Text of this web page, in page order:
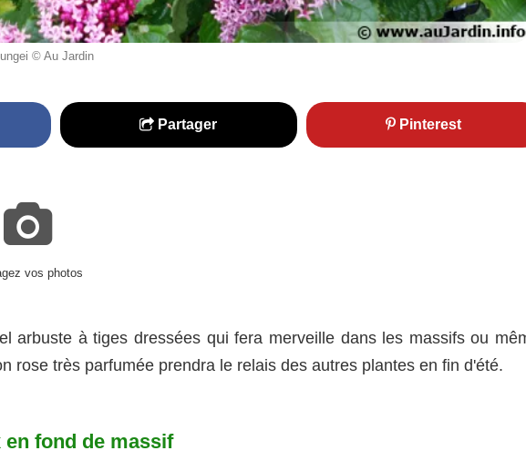
© Au Jardin
Partager Pinterest
vos photos
arbuste à tiges dressées qui fera merveille dans les massifs ou
rose très parfumée prendra le relais des autres plantes en fin d'été.
fond de massif